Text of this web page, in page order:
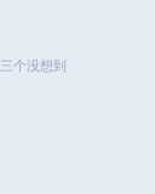
三个没想到